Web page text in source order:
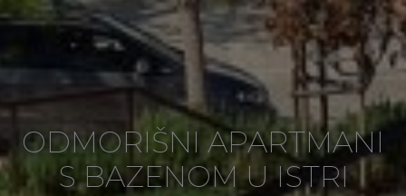
ODMORIŠNI APARTMANI
S BAZENOM U ISTRI